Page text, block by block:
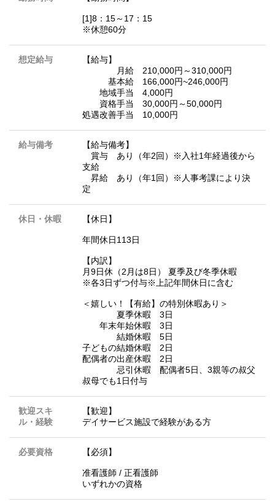
[1]8：15～17：15
※休憩60分
想定給与
【給与】
月給 210,000円～310,000円
基本給 166,000円~246,000円
地域手当 4,000円
資格手当 30,000円～50,000円
処遇改善手当 10,000円
給与備考
【給与備考】
賞与 あり（年2回）※入社1年経過後から
支給
昇給 あり（年1回）※人事考課により決
定
休日・休暇 【休日】
年間休日113日
【内訳】
月9日休（2月は8日） 夏季及び冬季休暇
※各3日ずつ付与※上記年間休日に含む
＜嬉しい！【有給】の特別休暇あり＞
夏季休暇 3日
年末年始休暇 3日
結婚休暇 5日
子どもの結婚休暇 2日
配偶者の出産休暇 2日
忌引休暇 配偶者5日、3親等の叔父
叔母でも1日付与
歓迎スキ
ル・経験
【歓迎】
デイサービス施設で経験がある方
必要資格 【必須】
准看護師 / 正看護師
いずれかの資格